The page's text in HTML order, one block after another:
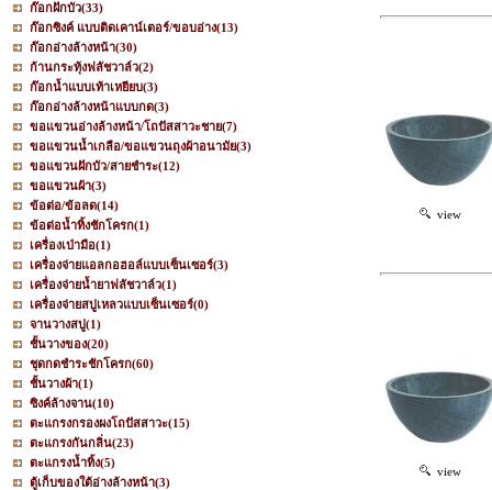
ก๊อกฝักบัว(33)
ก๊อกซิงค์ แบบติดเคาน์เตอร์/ขอบอ่าง(13)
ก๊อกอ่างล้างหน้า(30)
ก้านกระทุ้งฟลัชวาล์ว(2)
ก๊อกน้ำแบบเท้าเหยียบ(3)
ก๊อกอ่างล้างหน้าแบบกด(3)
ขอแขวนอ่างล้างหน้า/โถปัสสาวะชาย(7)
ขอแขวนน้ำเกลือ/ขอแขวนถุงผ้าอนามัย(3)
ขอแขวนฝักบัว/สายชำระ(12)
ขอแขวนผ้า(3)
ข้อต่อ/ข้อลด(14)
ข้อต่อน้ำทิ้งชักโครก(1)
เครื่องเป่ามือ(1)
เครื่องจ่ายแอลกอฮอล์แบบเซ็นเซอร์(3)
เครื่องจ่ายน้ำยาฟลัชวาล์ว(1)
เครื่องจ่ายสบู่เหลวแบบเซ็นเซอร์(0)
จานวางสบู่(1)
ชั้นวางของ(20)
ชุดกดชำระชักโครก(60)
ชั้นวางผ้า(1)
ซิงค์ล้างจาน(10)
ตะแกรงกรองผงโถปัสสาวะ(15)
ตะแกรงกันกลิ่น(23)
ตะแกรงน้ำทิ้ง(5)
ตู้เก็บของใต้อ่างล้างหน้า(3)
view
view